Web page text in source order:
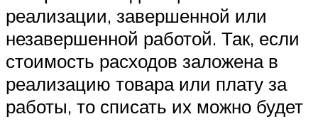
реализации, завершенной или
незавершенной работой. Так, если
стоимость расходов заложена в
реализацию товара или плату за
работы, то списать их можно будет